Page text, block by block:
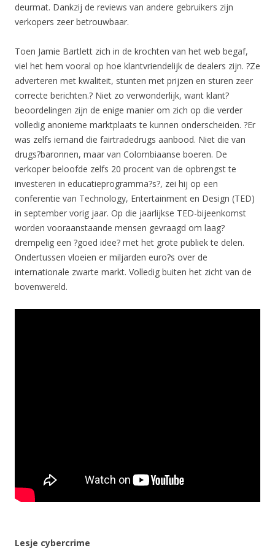
deurmat. Dankzij de reviews van andere gebruikers zijn
verkopers zeer betrouwbaar.
Toen Jamie Bartlett zich in de krochten van het web begaf,
viel het hem vooral op hoe klantvriendelijk de dealers zijn. ?Ze
adverteren met kwaliteit, stunten met prijzen en sturen zeer
correcte berichten.? Niet zo verwonderlijk, want klant?
beoordelingen zijn de enige manier om zich op die verder
volledig anonieme marktplaats te kunnen onderscheiden. ?Er
was zelfs iemand die fairtradedrugs aanbood. Niet die van
drugs?baronnen, maar van Colombiaanse boeren. De
verkoper beloofde zelfs 20 procent van de opbrengst te
investeren in educatieprogramma?s?, zei hij op een
conferentie van Technology, Entertainment en Design (TED)
in september vorig jaar. Op die jaarlijkse TED-bijeenkomst
worden vooraanstaande mensen gevraagd om laag?
drempelig een ?goed idee? met het grote publiek te delen.
Ondertussen vloeien er miljarden euro?s over de
internationale zwarte markt. Volledig buiten het zicht van de
bovenwereld.
Lesje cybercrime